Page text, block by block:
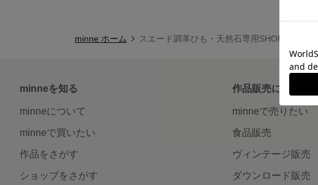
minne ホーム スエード調革ひも・天然石専用SHOP の作品一
minneを知る
minneについて
minneで買いたい
作品をさがす
ショップをさがす
作品販売について
minneで売りたい
食品販売
ヴィンテージ販売
ダウンロード販売